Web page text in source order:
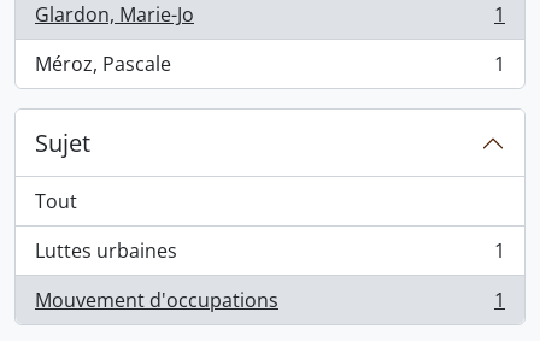
Glardon, Marie-Jo
, 1 résultats
1
Méroz, Pascale
, 1 résultats 1
Sujet
Tout
Luttes urbaines
, 1 résultats
1
Mouvement d'occupations
, 1 résultats 1